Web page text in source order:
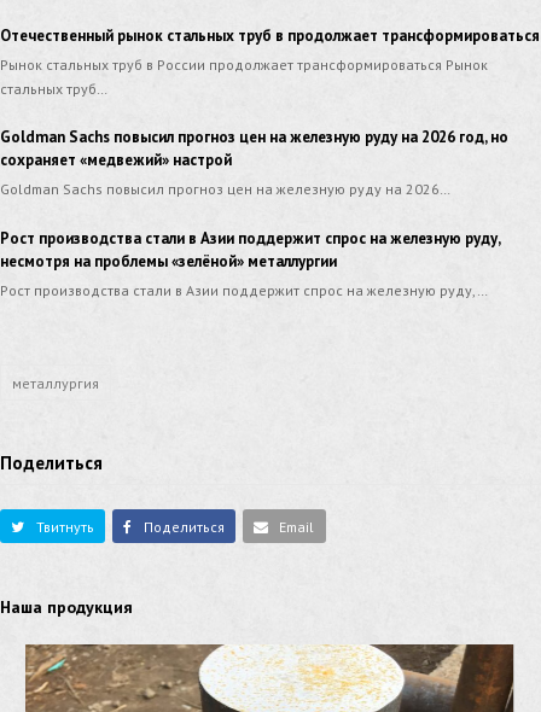
Отечественный рынок стальных труб в продолжает трансформироваться
Рынок стальных труб в России продолжает трансформироваться Рынок
стальных труб…
Goldman Sachs повысил прогноз цен на железную руду на 2026 год, но
сохраняет «медвежий» настрой
Goldman Sachs повысил прогноз цен на железную руду на 2026…
Рост производства стали в Азии поддержит спрос на железную руду,
несмотря на проблемы «зелёной» металлургии
Рост производства стали в Азии поддержит спрос на железную руду,…
металлургия
Поделиться
Твитнуть Поделиться Email
Наша продукция